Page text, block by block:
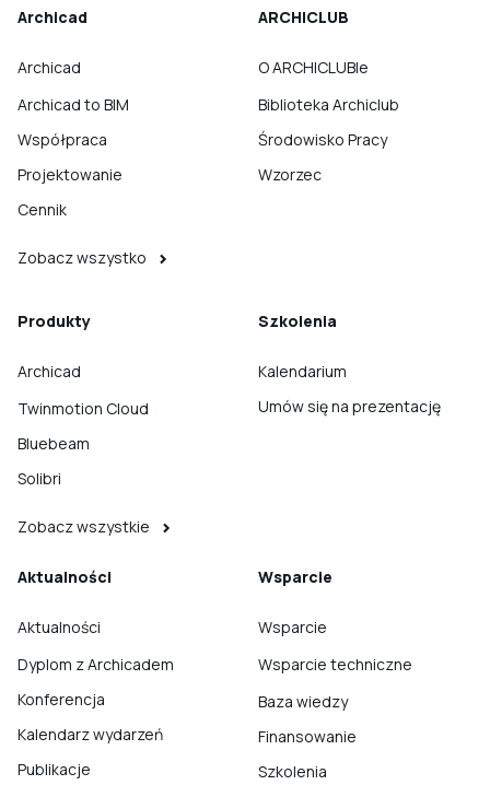
Archicad
Archicad
Archicad to BIM
Współpraca
Projektowanie
Cennik
Zobacz wszystko
ARCHICLUB
O ARCHICLUBIe
Biblioteka Archiclub
Środowisko Pracy
Wzorzec
Produkty
Archicad
Twinmotion Cloud
Bluebeam
Solibri
Zobacz wszystkie
Szkolenia
Kalendarium
Umów się na prezentację
Aktualności
Aktualności
Dyplom z Archicadem
Konferencja
Kalendarz wydarzeń
Publikacje
Wsparcie
Wsparcie
Wsparcie techniczne
Baza wiedzy
Finansowanie
Szkolenia